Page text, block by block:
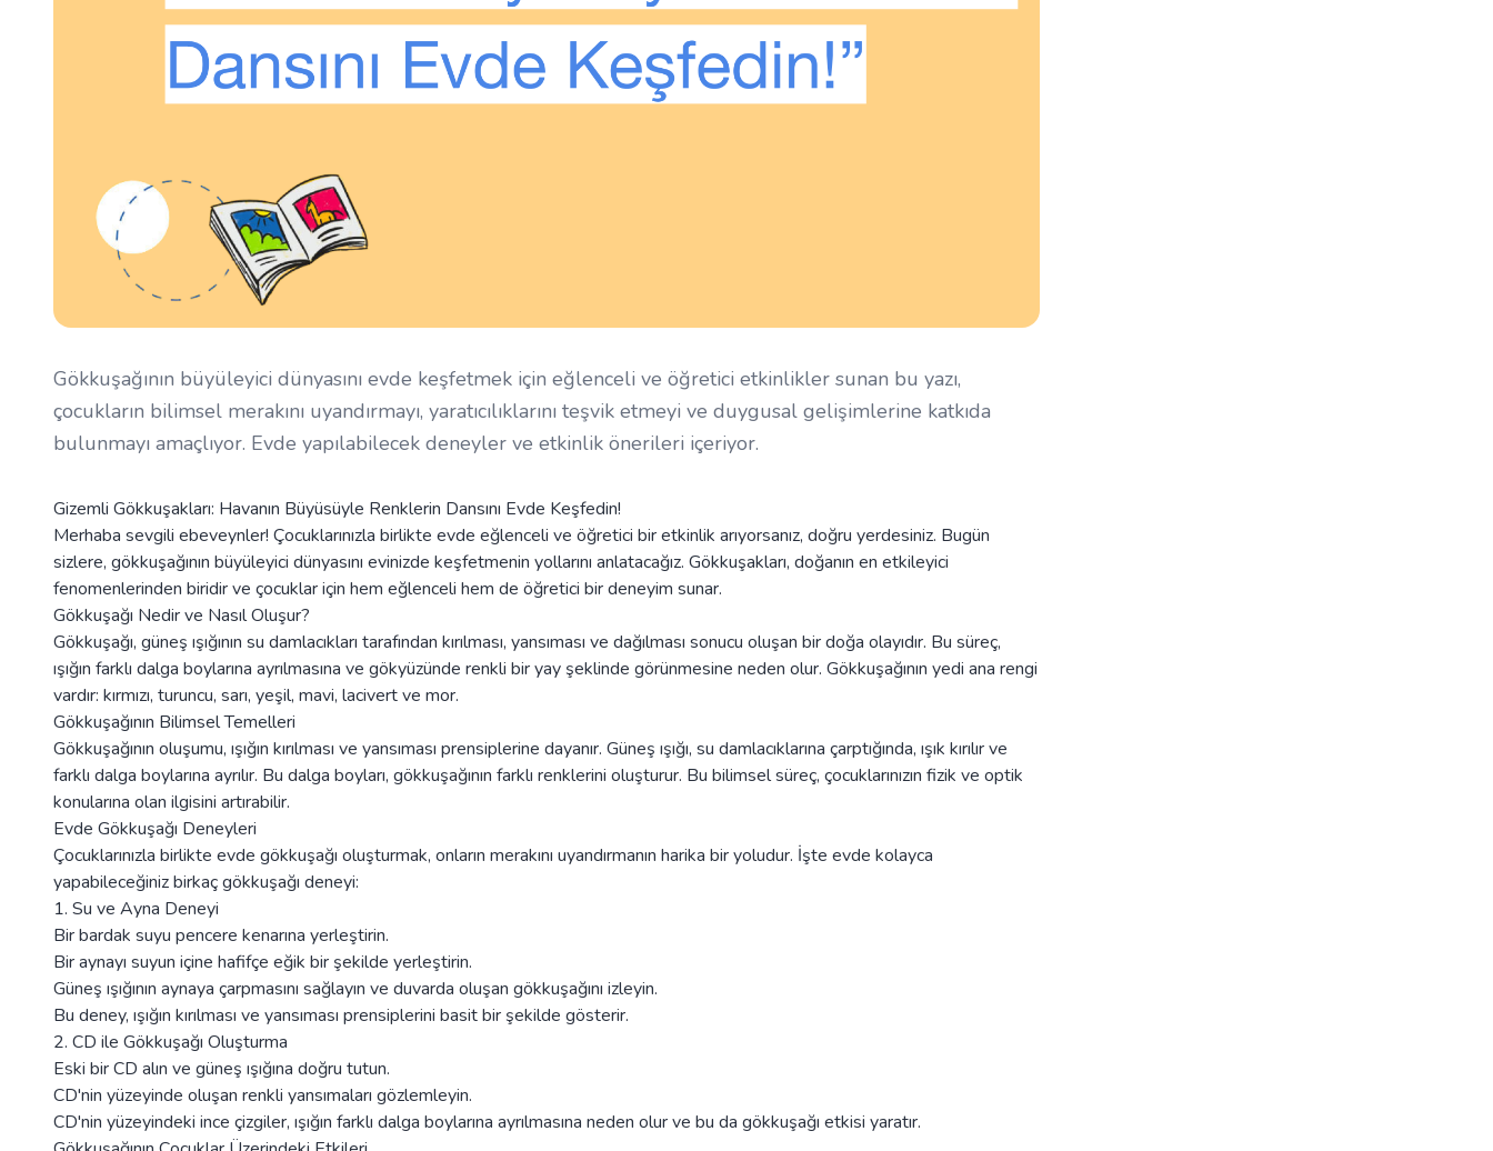
Gökkuşağının büyüleyici dünyasını evde keşfetmek için eğlenceli ve öğretici etkinlikler sunan bu yazı,
çocukların bilimsel merakını uyandırmayı, yaratıcılıklarını teşvik etmeyi ve duygusal gelişimlerine katkıda
bulunmayı amaçlıyor. Evde yapılabilecek deneyler ve etkinlik önerileri içeriyor.
Gizemli Gökkuşakları: Havanın Büyüsüyle Renklerin Dansını Evde Keşfedin!
Merhaba sevgili ebeveynler! Çocuklarınızla birlikte evde eğlenceli ve öğretici bir etkinlik arıyorsanız, doğru yerdesiniz. Bugün
sizlere, gökkuşağının büyüleyici dünyasını evinizde keşfetmenin yollarını anlatacağız. Gökkuşakları, doğanın en etkileyici
fenomenlerinden biridir ve çocuklar için hem eğlenceli hem de öğretici bir deneyim sunar.
Gökkuşağı Nedir ve Nasıl Oluşur?
Gökkuşağı, güneş ışığının su damlacıkları tarafından kırılması, yansıması ve dağılması sonucu oluşan bir doğa olayıdır. Bu süreç,
ışığın farklı dalga boylarına ayrılmasına ve gökyüzünde renkli bir yay şeklinde görünmesine neden olur. Gökkuşağının yedi ana rengi
vardır: kırmızı, turuncu, sarı, yeşil, mavi, lacivert ve mor.
Gökkuşağının Bilimsel Temelleri
Gökkuşağının oluşumu, ışığın kırılması ve yansıması prensiplerine dayanır. Güneş ışığı, su damlacıklarına çarptığında, ışık kırılır ve
farklı dalga boylarına ayrılır. Bu dalga boyları, gökkuşağının farklı renklerini oluşturur. Bu bilimsel süreç, çocuklarınızın fizik ve optik
konularına olan ilgisini artırabilir.
Evde Gökkuşağı Deneyleri
Çocuklarınızla birlikte evde gökkuşağı oluşturmak, onların merakını uyandırmanın harika bir yoludur. İşte evde kolayca
yapabileceğiniz birkaç gökkuşağı deneyi:
1. Su ve Ayna Deneyi
Bir bardak suyu pencere kenarına yerleştirin.
Bir aynayı suyun içine hafifçe eğik bir şekilde yerleştirin.
Güneş ışığının aynaya çarpmasını sağlayın ve duvarda oluşan gökkuşağını izleyin.
Bu deney, ışığın kırılması ve yansıması prensiplerini basit bir şekilde gösterir.
2. CD ile Gökkuşağı Oluşturma
Eski bir CD alın ve güneş ışığına doğru tutun.
CD'nin yüzeyinde oluşan renkli yansımaları gözlemleyin.
CD'nin yüzeyindeki ince çizgiler, ışığın farklı dalga boylarına ayrılmasına neden olur ve bu da gökkuşağı etkisi yaratır.